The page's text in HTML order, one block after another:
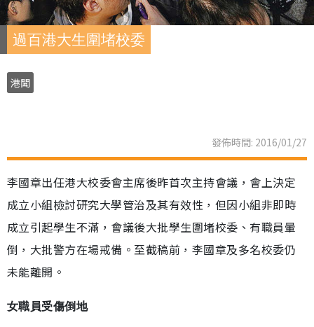
過百港大生圍堵校委
港聞
發佈時間: 2016/01/27
李國章出任港大校委會主席後昨首次主持會議，會上決定
成立小組檢討研究大學管治及其有效性，但因小組非即時
成立引起學生不滿，會議後大批學生圍堵校委、有職員暈
倒，大批警方在場戒備。至截稿前，李國章及多名校委仍
未能離開。
女職員受傷倒地